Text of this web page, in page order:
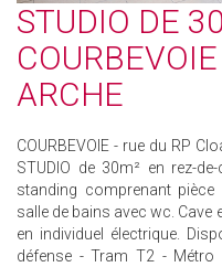
STUDIO DE
ARCHE
COURBEVOIE - rue du RP
STUDIO de 30m² en rez-
standing comprenant pièce
salle de bains avec wc.
en individuel électrique.
défense - Tram T2 -